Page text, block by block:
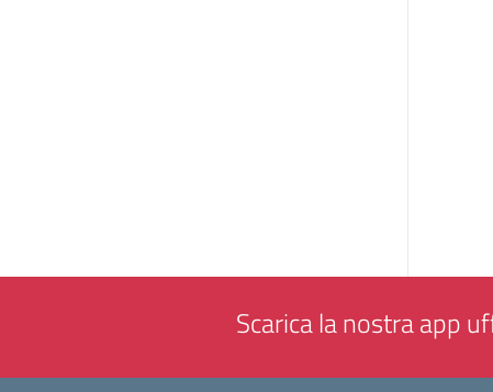
Scarica la nostra app